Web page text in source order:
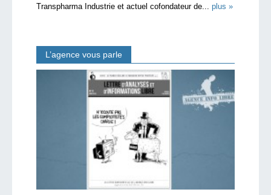
Transpharma Industrie et actuel cofondateur de... plus »
L’agence vous parle